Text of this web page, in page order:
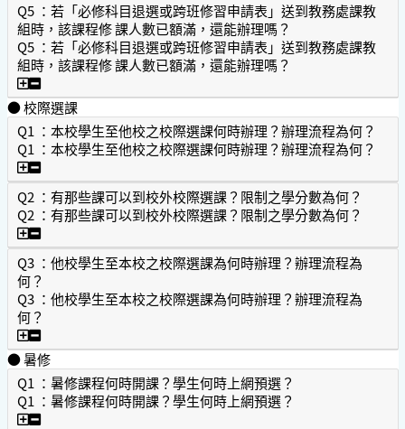
Q5 ：若「必修科目退選或跨班修習申請表」送到教務處課教
組時，該課程修 課人數已額滿，還能辦理嗎？
Q5 ：若「必修科目退選或跨班修習申請表」送到教務處課教
組時，該課程修 課人數已額滿，還能辦理嗎？
Q5 ：若「必修科目退選或跨班修習申請表」送到教務處課
● 校際選課
Q1 ：本校學生至他校之校際選課何時辦理？辦理流程為何？
Q1 ：本校學生至他校之校際選課何時辦理？辦理流程為何？
Q1 ：本校學生至他校之校際選課何時辦理？辦理流程為何？
Q2 ：有那些課可以到校外校際選課？限制之學分數為何？
Q2 ：有那些課可以到校外校際選課？限制之學分數為何？
Q2 ：有那些課可以到校外校際選課？限制之學分數為何？
Q3 ：他校學生至本校之校際選課為何時辦理？辦理流程為
何？
Q3 ：他校學生至本校之校際選課為何時辦理？辦理流程為
何？
Q3 ：他校學生至本校之校際選課為何時辦理？辦理流程為何
● 暑修
Q1 ：暑修課程何時開課？學生何時上網預選？
Q1 ：暑修課程何時開課？學生何時上網預選？
Q1 ：暑修課程何時開課？學生何時上網預選？